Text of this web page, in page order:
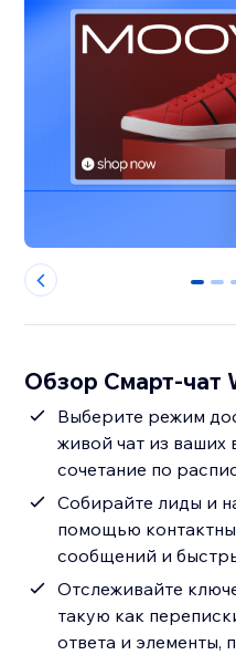
0 1
Обзор Смарт-чат
Выберите режим
живой чат из ваших
сочетание по
Собирайте лиды и
помощью
сообщений и
Отслеживайте
такую как
ответа и элементы,